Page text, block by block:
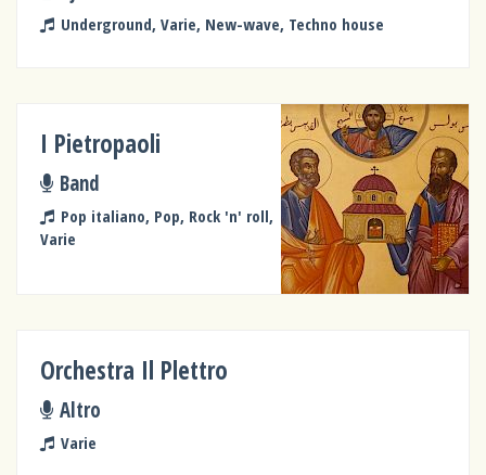
Underground, Varie, New-wave, Techno house
I Pietropaoli
Band
Pop italiano, Pop, Rock 'n' roll,
Varie
Orchestra Il Plettro
Altro
Varie